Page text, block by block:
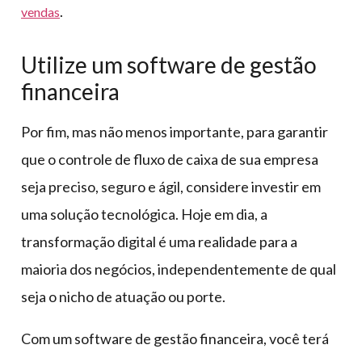
vendas.
Utilize um software de gestão
financeira
Por fim, mas não menos importante, para garantir
que o controle de fluxo de caixa de sua empresa
seja preciso, seguro e ágil, considere investir em
uma solução tecnológica. Hoje em dia, a
transformação digital é uma realidade para a
maioria dos negócios, independentemente de qual
seja o nicho de atuação ou porte.
Com um software de gestão financeira, você terá